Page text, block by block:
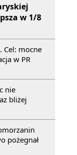
w 1/8
Cel: mocne
w PR
nie
bliżej
pożegnał